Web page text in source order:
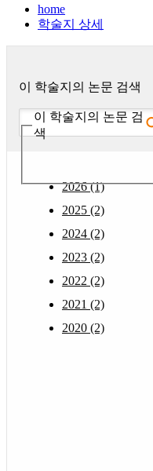
home
학술지 상세
이 학술지의 논문 검색
이 학술지의 논문 검
색
2026 (1)
2025 (2)
2024 (2)
2023 (2)
2022 (2)
2021 (2)
2020 (2)